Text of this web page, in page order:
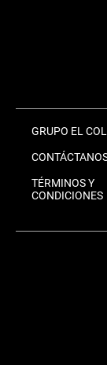
GRUPO EL
TÉRMINOS Y
CONDICIONES